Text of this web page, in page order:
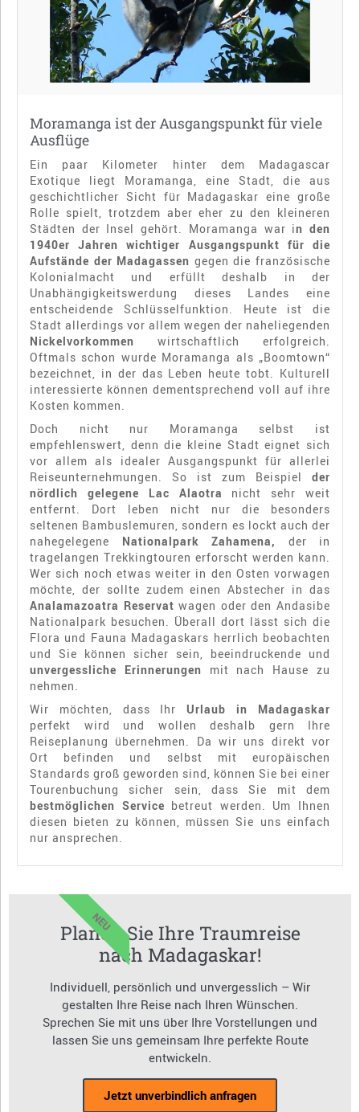
Moramanga ist der Ausgangspunkt für viele
Ausflüge
Ein paar Kilometer hinter dem Madagascar
Exotique liegt Moramanga, eine Stadt, die aus
geschichtlicher Sicht für Madagaskar eine große
Rolle spielt, trotzdem aber eher zu den kleineren
Städten der Insel gehört. Moramanga war in den
1940er Jahren wichtiger Ausgangspunkt für die
Aufstände der Madagassen gegen die französische
Kolonialmacht und erfüllt deshalb in der
Unabhängigkeitswerdung dieses Landes eine
entscheidende Schlüsselfunktion. Heute ist die
Stadt allerdings vor allem wegen der naheliegenden
Nickelvorkommen wirtschaftlich erfolgreich.
Oftmals schon wurde Moramanga als „Boomtown“
bezeichnet, in der das Leben heute tobt. Kulturell
interessierte können dementsprechend voll auf ihre
Kosten kommen.
Doch nicht nur Moramanga selbst ist
empfehlenswert, denn die kleine Stadt eignet sich
vor allem als idealer Ausgangspunkt für allerlei
Reiseunternehmungen. So ist zum Beispiel der
nördlich gelegene Lac Alaotra nicht sehr weit
entfernt. Dort leben nicht nur die besonders
seltenen Bambuslemuren, sondern es lockt auch der
nahegelegene Nationalpark Zahamena,
der in
tragelangen Trekkingtouren erforscht werden kann.
Wer sich noch etwas weiter in den Osten vorwagen
möchte, der sollte zudem einen Abstecher in das
Analamazoatra Reservat wagen oder den Andasibe
Nationalpark besuchen. Überall dort lässt sich die
Flora und Fauna Madagaskars herrlich beobachten
und Sie können sicher sein, beeindruckende und
unvergessliche Erinnerungen mit nach Hause zu
nehmen.
Wir möchten, dass IhrUrlaub in Madagaskar
perfekt wird und wollen deshalb gern Ihre
Reiseplanung übernehmen. Da wir uns direkt vor
Ort befinden und selbst mit europäischen
Standards groß geworden sind, können Sie bei einer
Tourenbuchung sicher sein, dass Sie mit dem
bestmöglichen Service betreut werden. Um Ihnen
diesen bieten zu können, müssen Sie uns einfach
nur ansprechen.
Planen Sie Ihre Traumreise
nach Madagaskar!
Individuell, persönlich und unvergesslich – Wir
gestalten Ihre Reise nach Ihren Wünschen.
Sprechen Sie mit uns über Ihre Vorstellungen und
lassen Sie uns gemeinsam Ihre perfekte Route
entwickeln.
Jetzt unverbindlich anfragen
NEU